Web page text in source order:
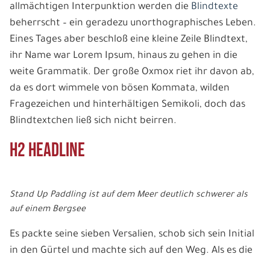
allmächtigen Interpunktion werden die Blindtexte
beherrscht – ein geradezu unorthographisches Leben.
Eines Tages aber beschloß eine kleine Zeile Blindtext,
ihr Name war Lorem Ipsum, hinaus zu gehen in die
weite Grammatik. Der große Oxmox riet ihr davon ab,
da es dort wimmele von bösen Kommata, wilden
Fragezeichen und hinterhältigen Semikoli, doch das
Blindtextchen ließ sich nicht beirren.
H2 Headline
Stand Up Paddling ist auf dem Meer deutlich schwerer als
auf einem Bergsee
Es packte seine sieben Versalien, schob sich sein Initial
in den Gürtel und machte sich auf den Weg. Als es die